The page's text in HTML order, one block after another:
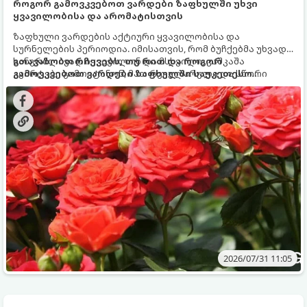
როგორ გამოვკვებოთ ვარდები ზაფხულში უხვი
ყვავილობისა და არომატისთვის
ზაფხული ვარდების აქტიური ყვავილობისა და
სურნელების პერიოდია. იმისათვის, რომ ბუჩქებმა უხვად,
ხანგრძლივად იყვავილონ და მსხვილი, კაშკაშა
კვირტები გამოიტანონ, მათ რეგულარული და სწორი
გამოკვება სჭირდებათ. ზაფხულის პერიოდში მცენარის
მოთხოვნილებები იცვლება, ამიტომ მნიშვნელოვანია
ვიცოდეთ, რომელი სასუქები გამოიყენება ამ დროს.
გთავაზობთ რჩევებს, თუ რით და როგორ
გამოვკვებოთ ვარდები ზაფხულში საუკეთესო
შედეგის მისაღწევად:
2026/07/31 11:05